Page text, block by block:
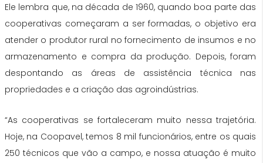
Ele lembra que, na década de 1960, quando boa parte das
cooperativas começaram a ser formadas, o objetivo era
atender o produtor rural no fornecimento de insumos e no
armazenamento e compra da produção. Depois, foram
despontando as áreas de assistência técnica nas
propriedades e a criação das agroindústrias.
“As cooperativas se fortaleceram muito nessa trajetória.
Hoje, na Coopavel, temos 8 mil funcionários, entre os quais
250 técnicos que vão a campo, e nossa atuação é muito